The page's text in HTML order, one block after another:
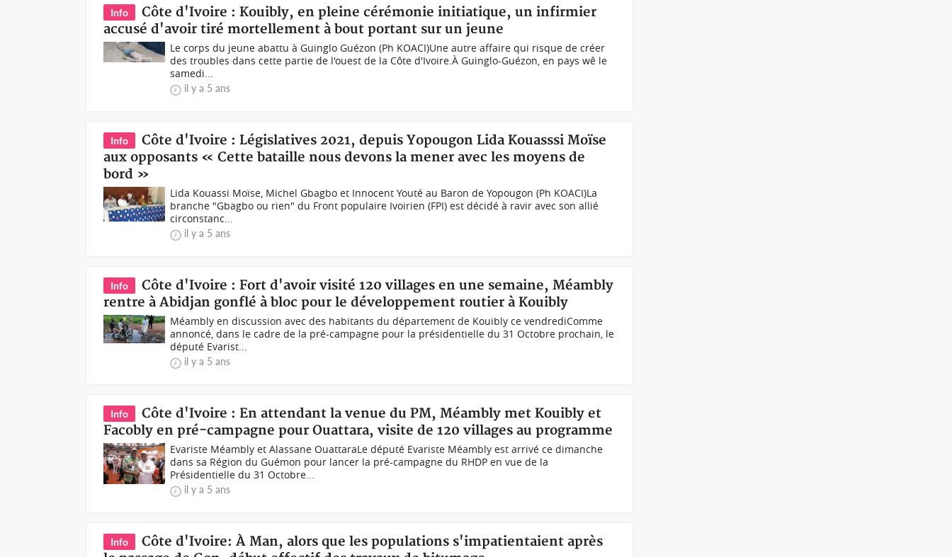
Info
Côte d'Ivoire : Kouibly, en pleine cérémonie initiatique, un infirmier
accusé d'avoir tiré mortellement à bout portant sur un jeune
Le corps du jeune abattu à Guinglo Guézon (Ph KOACI)Une autre affaire qui risque de créer
des troubles dans cette partie de l'ouest de la Côte d'Ivoire.À Guinglo-Guézon, en pays wê le
samedi...
il y a 5 ans
Info
Côte d'Ivoire : Législatives 2021, depuis Yopougon Lida Kouasssi Moïse
aux opposants « Cette bataille nous devons la mener avec les moyens de
bord »
Lida Kouassi Moïse, Michel Gbagbo et Innocent Youté au Baron de Yopougon (Ph KOACI)La
branche "Gbagbo ou rien" du Front populaire Ivoirien (FPI) est décidé à ravir avec son allié
circonstanc...
il y a 5 ans
Info
Côte d'Ivoire : Fort d'avoir visité 120 villages en une semaine, Méambly
rentre à Abidjan gonflé à bloc pour le développement routier à Kouibly
Méambly en discussion avec des habitants du département de Kouibly ce vendrediComme
annoncé, dans le cadre de la pré-campagne pour la présidentielle du 31 Octobre prochain, le
député Evarist...
il y a 5 ans
Info
Côte d'Ivoire : En attendant la venue du PM, Méambly met Kouibly et
Facobly en pré-campagne pour Ouattara, visite de 120 villages au programme
Evariste Méambly et Alassane OuattaraLe député Evariste Méambly est arrivé ce dimanche
dans sa Région du Guémon pour lancer la pré-campagne du RHDP en vue de la
Présidentielle du 31 Octobre...
il y a 5 ans
Info
Côte d'Ivoire: À Man, alors que les populations s'impatientaient après